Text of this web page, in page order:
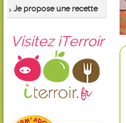
Je propose une recette
Visitez iTerroir